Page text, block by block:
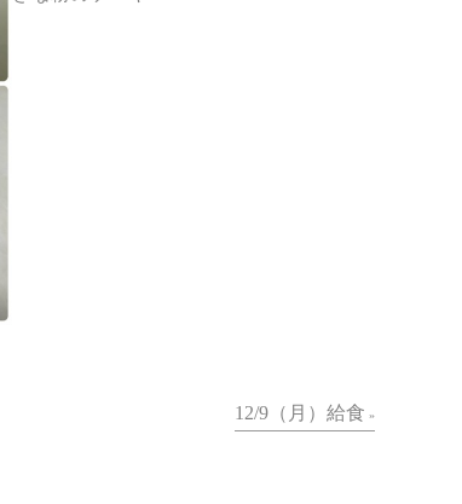
12/9（月）給食 »